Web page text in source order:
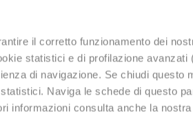
il corretto funzionamento dei
statistici e di profilazione avanzati
di navigazione. Se chiudi questo
Naviga le schede di questo
informazioni consulta anche la nostra
posti di lavoro,
i territori e a
delle
su BizChat
sfida